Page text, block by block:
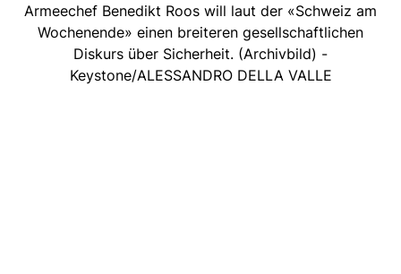
Armeechef Benedikt Roos will laut der «Schweiz am
Wochenende» einen breiteren gesellschaftlichen
Diskurs über Sicherheit. (Archivbild) -
Keystone/ALESSANDRO DELLA VALLE